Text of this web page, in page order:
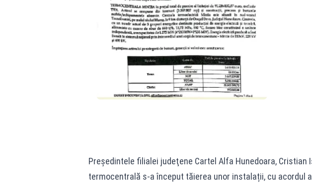
Preşedintele filialei judeţene Cartel Alfa Hunedoara, Cristian
termocentrală s-a început tăierea unor instalații, cu acordul